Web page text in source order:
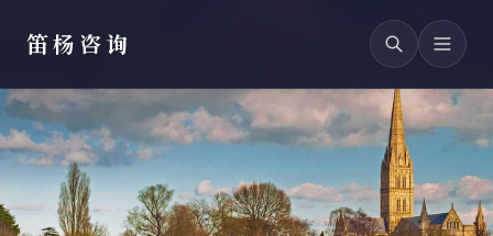
笛杨咨询